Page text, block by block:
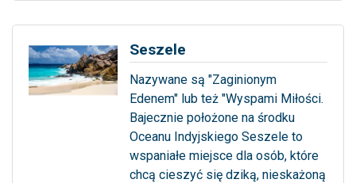
Seszele
Nazywane są "Zaginionym
Edenem" lub też "Wyspami Miłości.
Bajecznie położone na środku
Oceanu Indyjskiego Seszele to
wspaniałe miejsce dla osób, które
chcą cieszyć się dziką, nieskażoną